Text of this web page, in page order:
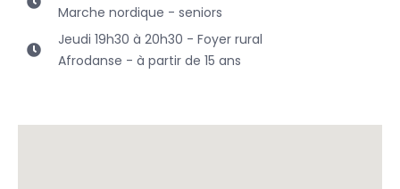
Marche nordique - seniors
Jeudi 19h30 à 20h30 - Foyer rural
Afrodanse - à partir de 15 ans